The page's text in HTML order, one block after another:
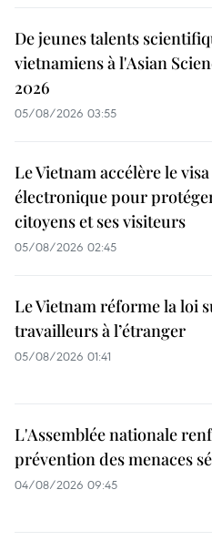
De jeunes talents
vietnamiens à l'Asian
2026
05/08/2026 03:55
Le Vietnam accélère le visa
électronique pour
citoyens et ses visiteurs
05/08/2026 02:45
Le Vietnam réforme la loi
travailleurs à l’étranger
05/08/2026 01:41
L'Assemblée nationale
prévention des menaces
04/08/2026 09:45